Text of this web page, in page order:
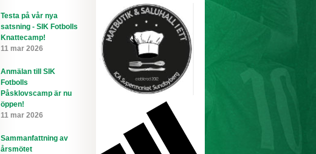
Testa på vår nya
satsning - SIK Fotbolls
Knattecamp!
11 mar 2026
Anmälan till SIK
Fotbolls
Påsklovscamp är nu
öppen!
11 mar 2026
Sammanfattning av
årsmötet